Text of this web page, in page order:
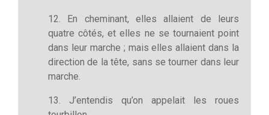
12. En cheminant, elles allaient de leurs
quatre côtés, et elles ne se tournaient point
dans leur marche ; mais elles allaient dans la
direction de la tête, sans se tourner dans leur
marche.
13. J’entendis qu’on appelait les roues